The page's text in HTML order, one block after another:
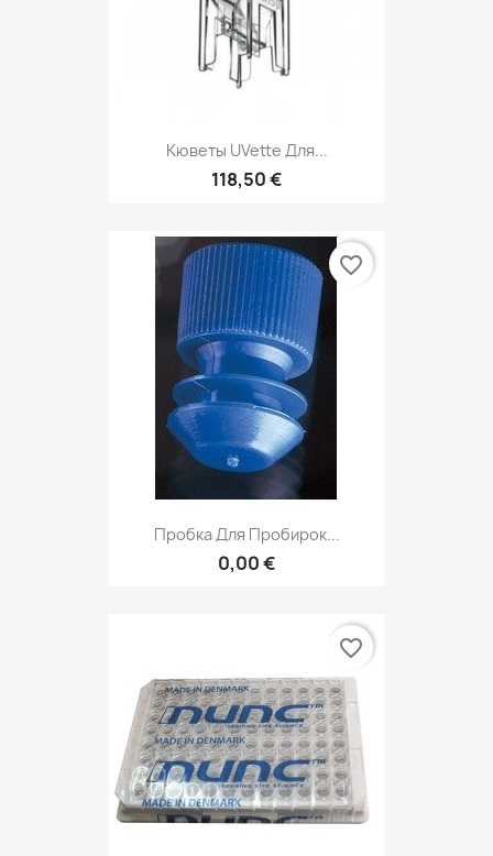
Кюветы UVette Для...
118,50 €
Пробка Для Пробирок...
0,00 €
favorite_border
favorite_border